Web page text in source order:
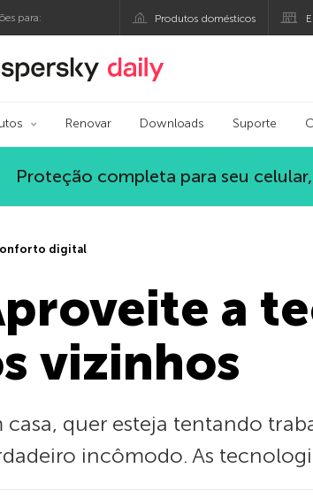
para: Produtos domésticos
Blog oficial da Kaspersky
Renovar Downloads Suporte
Proteção completa para seu
digital
a
vizinhos
casa, quer esteja tentando
incômodo. As